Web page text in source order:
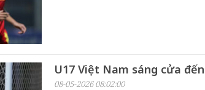
U17 Việt Nam sáng cửa
08-05-2026 08:02:00